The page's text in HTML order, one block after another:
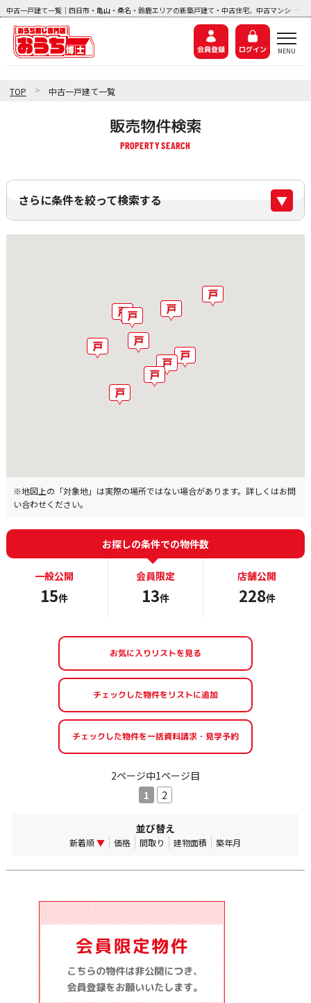
中古一戸建て一覧｜四日市・亀山・桑名・鈴鹿エリアの新築戸建て・中古住宅、中古マンション、土地探しなら『おうち博士ナビ』
会員登録 ログイン
TOP > 中古一戸建て一覧
販売物件検索
さらに条件を絞って検索する
※地図上の「対象地」は実際の場所ではない場合があります。詳しくはお問
い合わせください。
お探しの条件での物件数
一般公開
15件
会員限定
13件
店舗公開
228件
お気に入りリストを見る
2ページ中1ページ目
1
2
並び替え
新着順 ▼ 価格 間取り 建物面積 築年月